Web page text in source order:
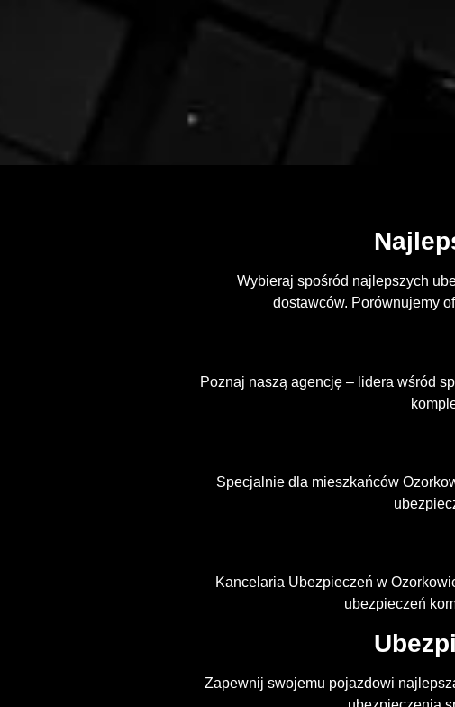
Wybieraj spośród najlepszych
dostawców. Porównujemy
Poznaj naszą agencję – lidera wśród
Specjalnie dla mieszkańców
Kancelaria Ubezpieczeń w
ubezpieczeń
Zapewnij swojemu pojazdowi